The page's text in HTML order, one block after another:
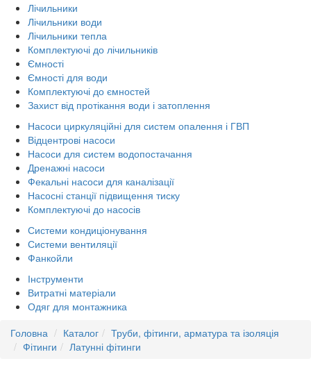
Лічильники
Лічильники води
Лічильники тепла
Комплектуючі до лічильників
Ємності
Ємності для води
Комплектуючі до ємностей
Захист від протікання води і затоплення
Насоси циркуляційні для систем опалення і ГВП
Відцентрові насоси
Насоси для систем водопостачання
Дренажні насоси
Фекальні насоси для каналізації
Насосні станції підвищення тиску
Комплектуючі до насосів
Системи кондиціонування
Системи вентиляції
Фанкойли
Інструменти
Витратні матеріали
Одяг для монтажника
Головна
Каталог
Труби, фітинги, арматура та ізоляція
Фітинги
Латунні фітинги